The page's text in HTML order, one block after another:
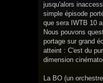
jusqu'alors
simple épisode
que sera IWTB 10
Nous pouvons
portage sur grand
atteint : C'est du
dimension
La BO (un